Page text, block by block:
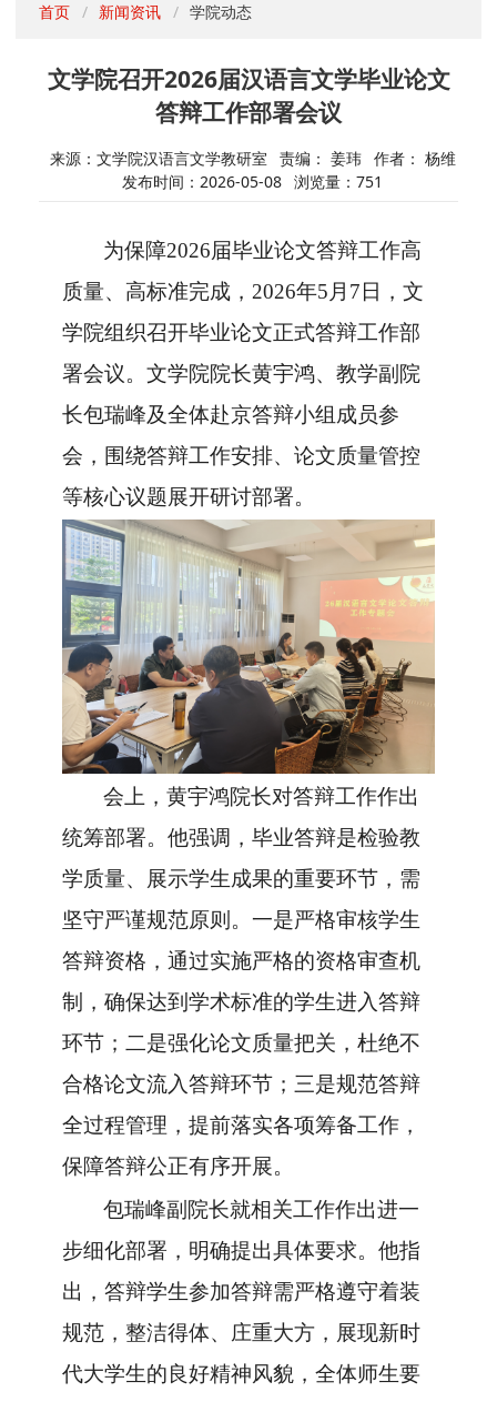
首页 新闻资讯 学院动态
文学院召开2026届汉语言文学毕业论文
答辩工作部署会议
来源：文学院汉语言文学教研室 责编： 姜玮
作者： 杨维
发布时间：2026-05-08 浏览量： 751
为保障2026届毕业论文答辩工作高
质量、高标准完成，2026年5月7日 ， 文
学院组织召开毕业论文正式答辩工作部
署会议。 文学院院长黄宇鸿、教学副院
长包瑞峰及全体赴京答辩小组 成员参
会， 围绕答辩工作安排、 论文质量管控
等核心议题展开研讨部署。
会上，黄宇鸿院长对答辩工作作出
统筹部署。他强调 ，毕业答辩是检验教
学质量、展示学生成果的重要环节，需
坚守严谨规范原则 。一是严格审核学生
答辩资格， 通过实施严格的资格审查机
制， 确保达到学术标准的学生进入答辩
环节；二是强化论文质量把关，杜绝不
合格论文流入答辩环节 ；三是规范答辩
全过程管理 ，提前落实各项筹备工作，
保障答辩公正有序开展。
包瑞峰副院长就相关工作作出进一
步细化部署，明确提出具体要求。 他指
出 ， 答辩学生参加答辩需严格遵守着装
规范 ，整洁得体、庄重大方， 展现新时
代大学生的良好精神风貌，全体师生要